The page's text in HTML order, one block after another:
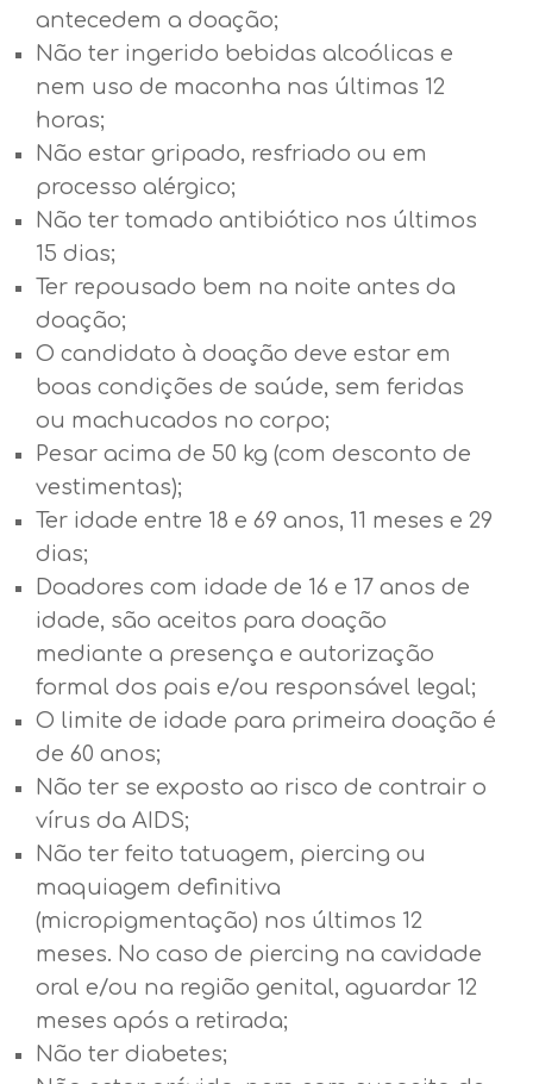
antecedem a doação;
Não ter ingerido bebidas alcoólicas e
nem uso de maconha nas últimas 12
horas;
Não estar gripado, resfriado ou em
processo alérgico;
Não ter tomado antibiótico nos últimos
15 dias;
Ter repousado bem na noite antes da
doação;
O candidato à doação deve estar em
boas condições de saúde, sem feridas
ou machucados no corpo;
Pesar acima de 50 kg (com desconto de
vestimentas);
Ter idade entre 18 e 69 anos, 11 meses e 29
dias;
Doadores com idade de 16 e 17 anos de
idade, são aceitos para doação
mediante a presença e autorização
formal dos pais e/ou responsável legal;
O limite de idade para primeira doação é
de 60 anos;
Não ter se exposto ao risco de contrair o
vírus da AIDS;
Não ter feito tatuagem, piercing ou
maquiagem definitiva
(micropigmentação) nos últimos 12
meses. No caso de piercing na cavidade
oral e/ou na região genital, aguardar 12
meses após a retirada;
Não ter diabetes;